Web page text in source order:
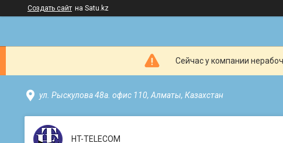
Создать сайт на Satu.kz
Сейчас у компании
ул. Рыскулова 48а. офис 110, Алматы, Казахстан
HT-TELECOM